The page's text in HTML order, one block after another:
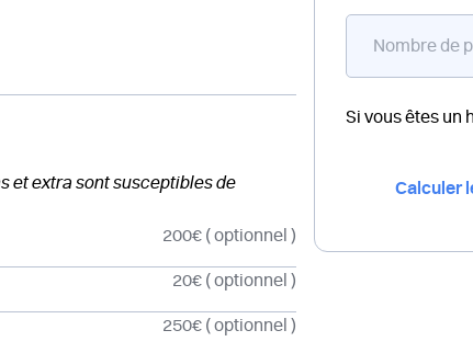
et extra sont susceptibles de
200€ ( optionnel )
20€ ( optionnel )
250€ ( optionnel )
Si vous êtes un
Calculer